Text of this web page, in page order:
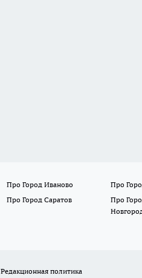
Про Город Иваново
Про
Про Город Саратов
Про
Редакционная политика